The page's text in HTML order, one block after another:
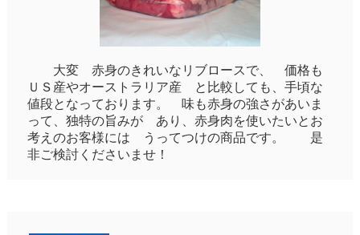
大変 赤身のきれいなリブロースで、 価格も
ＵＳ産やオーストラリア産 と比較しても、手頃な
値段となっております。 味も赤身の強さがあいま
って、独特の旨みが あり、赤身肉を使いたいとお
考えのお客様には うってつけの商品です。 是
非ご検討くださいませ！